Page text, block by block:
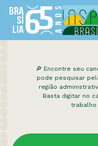
🔎 Encontre seu
pode pesquisar
região
Basta digitar no
trabalho